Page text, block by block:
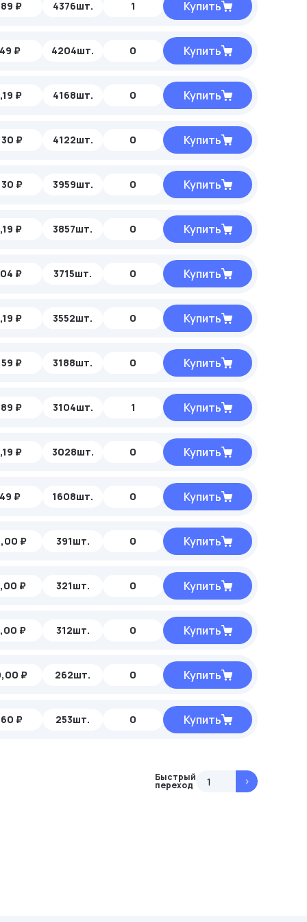
₽ 4376шт. 1 Купить
₽ 4204шт. 0 Купить
₽ 4168шт. 0 Купить
₽ 4122шт. 0 Купить
₽ 3959шт. 0 Купить
₽ 3857шт. 0 Купить
₽ 3715шт. 0 Купить
₽ 3552шт. 0 Купить
₽ 3188шт. 0 Купить
₽ 3104шт. 1 Купить
₽ 3028шт. 0 Купить
₽ 1608шт. 0 Купить
₽ 391шт. 0 Купить
₽ 321шт. 0 Купить
₽ 312шт. 0 Купить
₽ 262шт. 0 Купить
₽ 253шт. 0 Купить
Быстрый
переход >